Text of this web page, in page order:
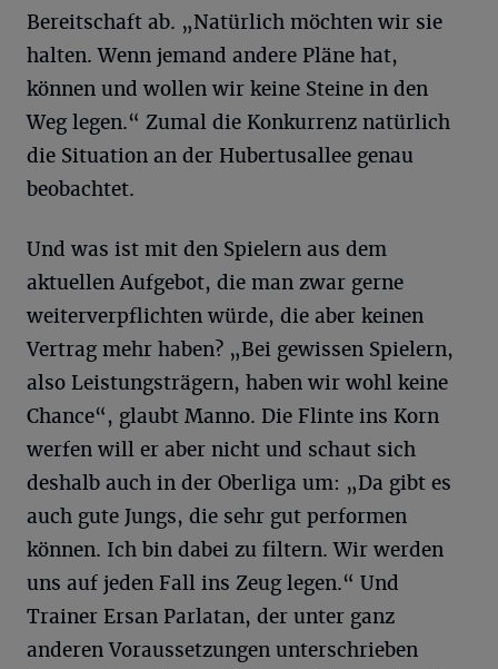
Bereitschaft ab. „Natürlich möchten wir sie
halten. Wenn jemand andere Pläne hat,
können und wollen wir keine Steine in den
Weg legen.“ Zumal die Konkurrenz natürlich
die Situation an der Hubertusallee genau
beobachtet.
Und was ist mit den Spielern aus dem
aktuellen Aufgebot, die man zwar gerne
weiterverpflichten würde, die aber keinen
Vertrag mehr haben? „Bei gewissen Spielern,
also Leistungsträgern, haben wir wohl keine
Chance“, glaubt Manno. Die Flinte ins Korn
werfen will er aber nicht und schaut sich
deshalb auch in der Oberliga um: „Da gibt es
auch gute Jungs, die sehr gut performen
können. Ich bin dabei zu filtern. Wir werden
uns auf jeden Fall ins Zeug legen.“ Und
Trainer Ersan Parlatan, der unter ganz
anderen Voraussetzungen unterschrieben